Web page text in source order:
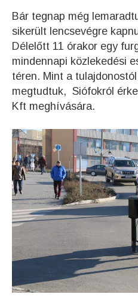
Bár tegnap még
sikerült lencsevégre
Délelőtt 11 órakor egy
mindennapi közlekedési
téren. Mint a tulajdonostól
megtudtuk, Siófokról
Kft meghívására.